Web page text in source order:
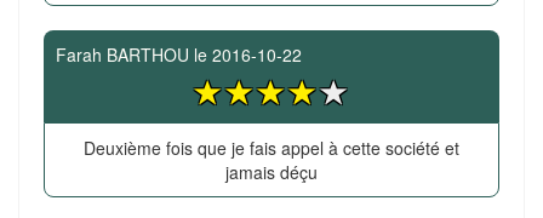
Farah BARTHOU le 2016-10-22
Deuxième fois que je fais appel à cette société et
jamais déçu